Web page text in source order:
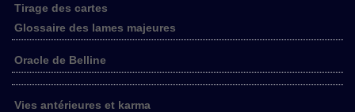
Tirage des cartes
Glossaire des lames majeures
Oracle de Belline
Vies antérieures et karma